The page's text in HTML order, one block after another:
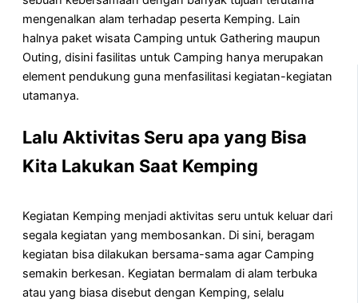
mengenalkan alam terhadap peserta Kemping. Lain
halnya paket wisata Camping untuk Gathering maupun
Outing, disini fasilitas untuk Camping hanya merupakan
element pendukung guna menfasilitasi kegiatan-kegiatan
utamanya.
Lalu Aktivitas Seru apa yang Bisa
Kita Lakukan Saat Kemping
Kegiatan Kemping menjadi aktivitas seru untuk keluar dari
segala kegiatan yang membosankan. Di sini, beragam
kegiatan bisa dilakukan bersama-sama agar Camping
semakin berkesan. Kegiatan bermalam di alam terbuka
atau yang biasa disebut dengan Kemping, selalu